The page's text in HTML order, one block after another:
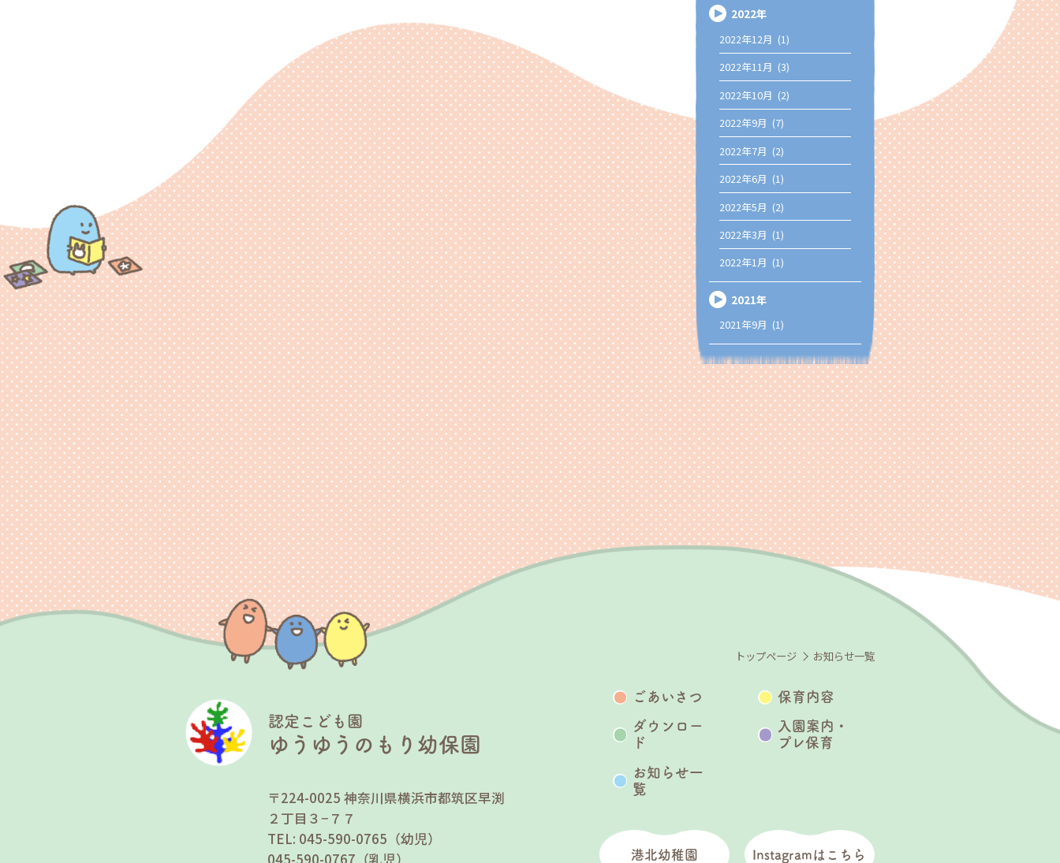
2022年
2022年12月 (1)
2022年11月 (3)
2022年10月 (2)
2022年9月 (7)
2022年7月 (2)
2022年6月 (1)
2022年5月 (2)
2022年3月 (1)
2022年1月 (1)
2021年
2021年9月 (1)
トップページ お知らせ一覧
認定こども園
ゆうゆうのもり幼保園
〒224-0025 神奈川県横浜市都筑区早渕
２丁目３−７７
TEL: 045-590-0765（幼児）
045-590-0767（乳児）
ごあいさつ 保育内容
ダウンロー
ド
入園案内・
プレ保育
お知らせ一
覧
港北幼稚園 Instagramはこちら